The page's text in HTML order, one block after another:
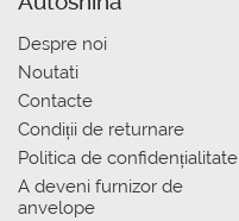
Despre noi
Noutati
Contacte
Condiții de returnare
Politica de confidențialitate
A deveni furnizor de
anvelope